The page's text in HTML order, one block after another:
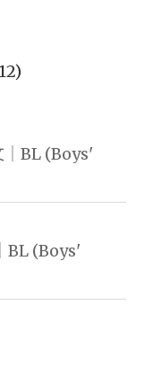
｜BL (Boys'
BL (Boys'